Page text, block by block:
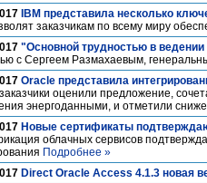
IBM представила несколько
заказчикам по всему миру
"Основной трудностью в
с Сергеем Размахаевым,
Oracle представила
оценили предложение,
энергоданными, и отметили
Новые сертификаты
облачных сервисов
Подробнее »
Direct Oracle Access 4.1.3 новая